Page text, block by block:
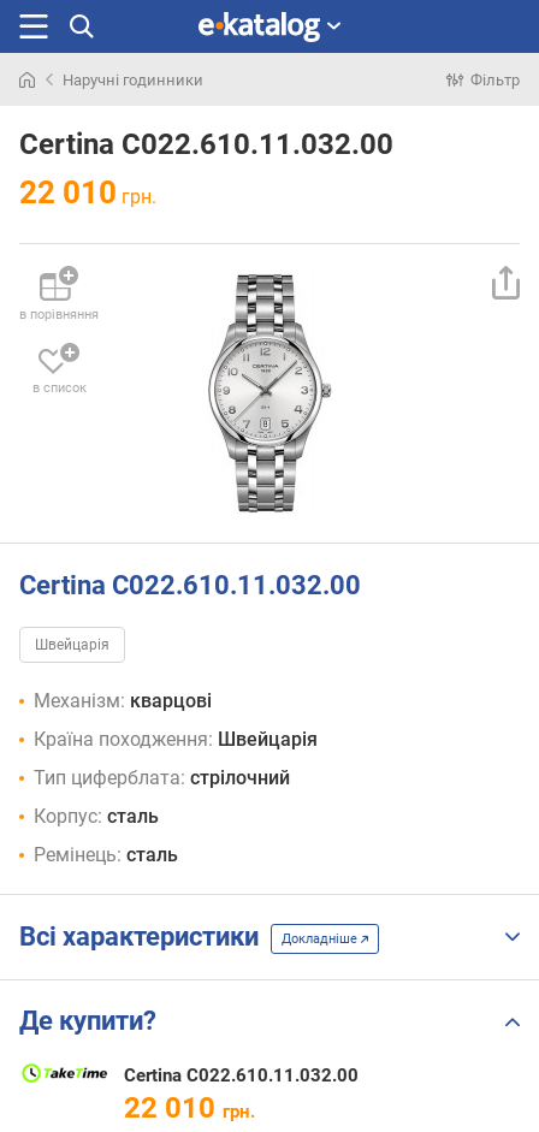
раніше
Наручні годинники Фільтр
Certina C022.610.11.032.00
22 010 грн.
в порівняння
в список
Certina C022.610.11.032.00
Швейцарія
Механізм: кварцові
Країна походження: Швейцарія
Тип циферблата: стрілочний
Корпус: сталь
Ремінець: сталь
Всі характеристики Докладніше
Де купити?
Certina C022.610.11.032.00
22 010 грн.